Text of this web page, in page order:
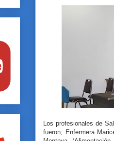
Los profesionales de
fueron; Enfermera